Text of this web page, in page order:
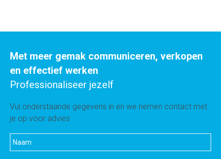
Met meer gemak communiceren, verkopen
en effectief werken
Professionaliseer jezelf
Vul onderstaande gegevens in en we nemen contact met
je op voor advies